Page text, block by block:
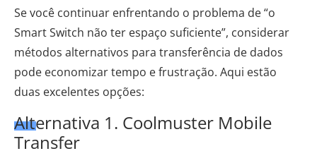
Se você continuar enfrentando o problema de “o
Smart Switch não ter espaço suficiente”, considerar
métodos alternativos para transferência de dados
pode economizar tempo e frustração. Aqui estão
duas excelentes opções:
Alternativa 1. Coolmuster Mobile
Transfer